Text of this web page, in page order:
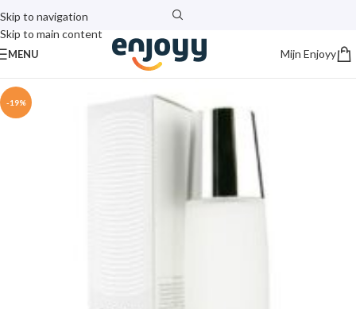
Skip to navigation
Skip to main content
MENU Mijn Enjoyy
-19%